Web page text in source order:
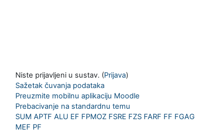
Niste prijavljeni u sustav. (Prijava)
Sažetak čuvanja podataka
Preuzmite mobilnu aplikaciju Moodle
Prebacivanje na standardnu temu
SUM APTF ALU EF FPMOZ FSRE FZS FARF FF FGAG
MEF PF